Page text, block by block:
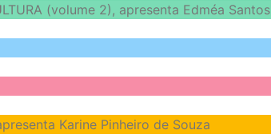
(volume 2), apresenta Edméa Santos
Karine Pinheiro de Souza